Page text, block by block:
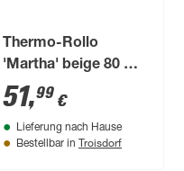
Thermo-Rollo
'Martha' beige 80 x
210 cm
51,99 €
Lieferung nach Hause
Bestellbar in Troisdorf